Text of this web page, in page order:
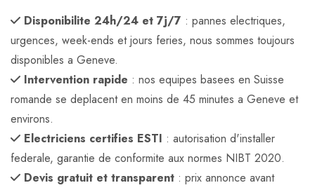
Disponibilite 24h/24 et 7j/7 : pannes electriques,
urgences, week-ends et jours feries, nous sommes toujours
disponibles a Geneve.
Intervention rapide : nos equipes basees en Suisse
romande se deplacent en moins de 45 minutes a Geneve et
environs.
Electriciens certifies ESTI : autorisation d'installer
federale, garantie de conformite aux normes NIBT 2020.
Devis gratuit et transparent : prix annonce avant